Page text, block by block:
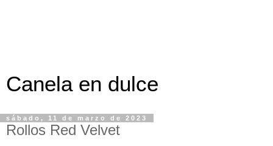
Canela en dulce
sábado, 11 de marzo de 2023
Rollos Red Velvet